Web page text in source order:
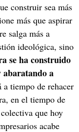
construir sea más
más que aspirar
salga más a
ideológica, sino
se ha construido
abaratando a
a tiempo de rehacer
en el tiempo de
que hoy
acabe